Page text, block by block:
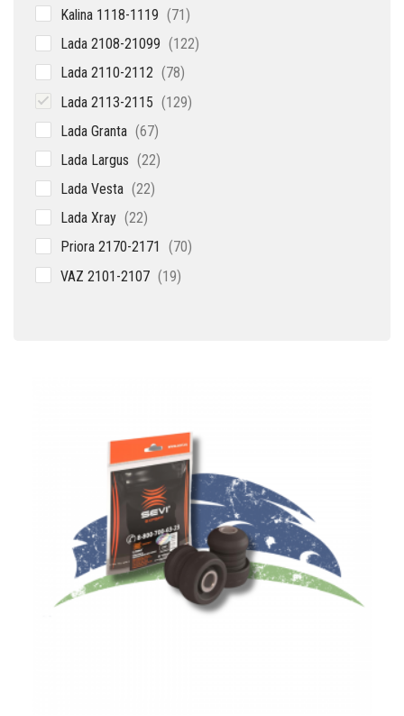
Kalina 1118-1119 7171
Lada 2108-21099 122122
Lada 2110-2112 7878
Lada 2113-2115 129129
Lada Granta 6767
Lada Largus 2222
Lada Vesta 2222
Lada Xray 2222
Priora 2170-2171 7070
VAZ 2101-2107 1919